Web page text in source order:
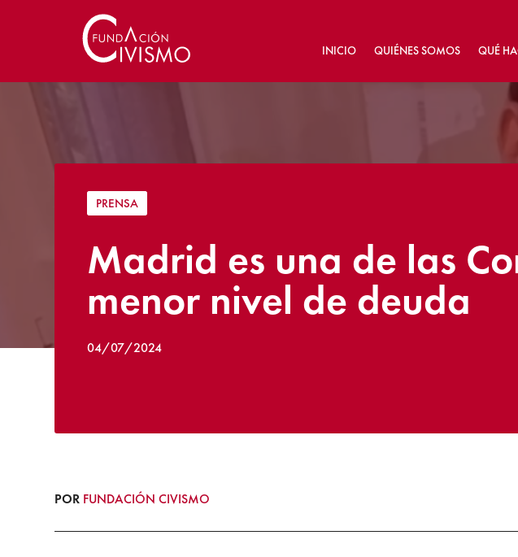
INICIO QUIÉNES SOMOS QUÉ
PRENSA
Madrid es una de las
menor nivel de deuda
04/07/2024
POR FUNDACIÓN CIVISMO